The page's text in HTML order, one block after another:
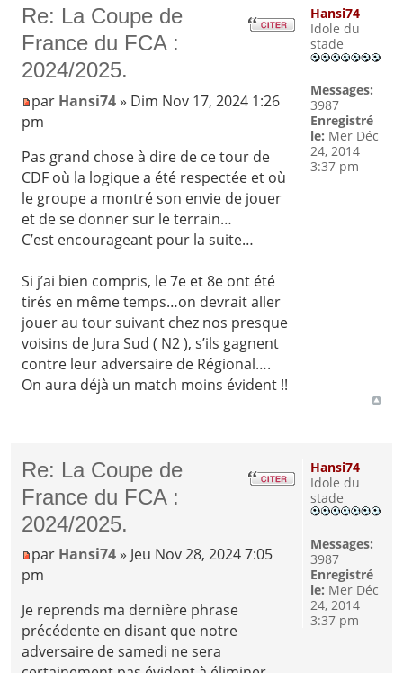
Re: La Coupe de
France du FCA :
2024/2025.
par Hansi74» Dim Nov 17, 2024 1:26
pm
Pas grand chose à dire de ce tour de
CDF où la logique a été respectée et où
le groupe a montré son envie de jouer
et de se donner sur le terrain…
C’est encourageant pour la suite…
Si j’ai bien compris, le 7e et 8e ont été
tirés en même temps…on devrait aller
jouer au tour suivant chez nos presque
voisins de Jura Sud ( N2 ), s’ils gagnent
contre leur adversaire de Régional….
On aura déjà un match moins évident !!
Hansi74
Idole du
stade
Messages:
3987
Enregistré
le: Mer Déc
24, 2014
3:37 pm
Re: La Coupe de
France du FCA :
2024/2025.
par Hansi74 » Jeu Nov 28, 2024 7:05
pm
Je reprends ma dernière phrase
précédente en disant que notre
adversaire de samedi ne sera
Hansi74
Idole du
stade
Messages:
3987
Enregistré
le: Mer Déc
24, 2014
3:37 pm